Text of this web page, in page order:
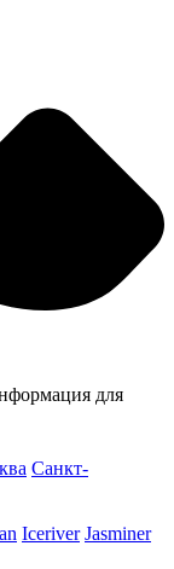
для
Санкт-
Iceriver Jasminer